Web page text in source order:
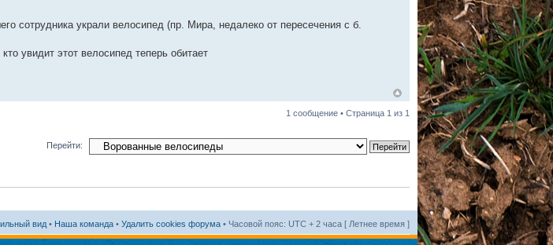
сотрудника украли велосипед (пр. Мира, недалеко от пересечения с б.
увидит этот велосипед теперь обитает
1 сообщение • Страница 1 из 1
Перейти:
вид • Наша команда • Удалить cookies форума • Часовой пояс: UTC + 2 часа [ Летнее время ]